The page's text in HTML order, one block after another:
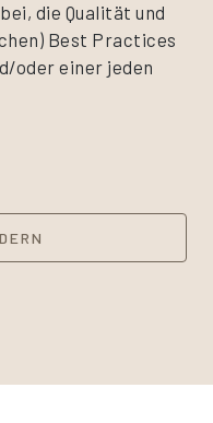
die Qualität und
Best Practices
oder einer jeden